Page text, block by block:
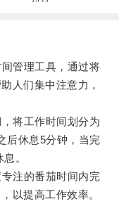
管理工具，通过将
人们集中注意力，
将工作时间划分为
后休息5分钟，当完
。
注的番茄时间内完
以提高工作效率。